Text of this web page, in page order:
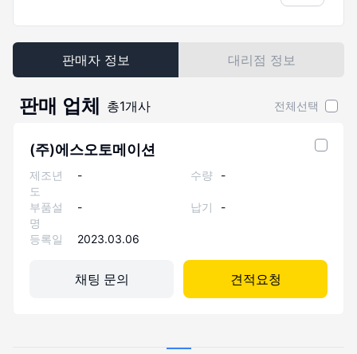
판매자 정보 대리점 정보
판매 업체 총1개사 전체선택
(주)에스오토메이션
제조년
도
- 수량 -
부품설
명
- 납기 -
등록일 2023.03.06
채팅 문의 견적요청